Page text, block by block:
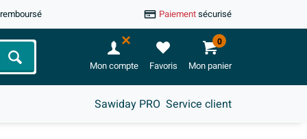
Paiementsécurisé
Chercher Mon compte Favoris Mon panier
0
Sawiday PRO Service client